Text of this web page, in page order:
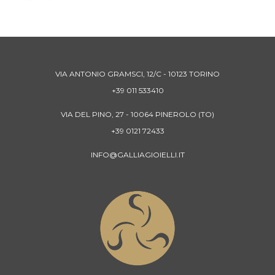
VIA ANTONIO GRAMSCI, 12/C - 10123 TORINO
+39 011 533410
VIA DEL PINO, 27 - 10064 PINEROLO (TO)
+39 0121 72433
INFO@GALLIAGIOIELLI.IT